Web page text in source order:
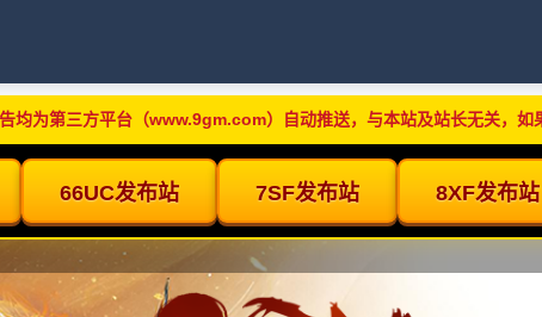
均为第三方平台（www.9gm.com）自动推送，与本站及站长无关，如